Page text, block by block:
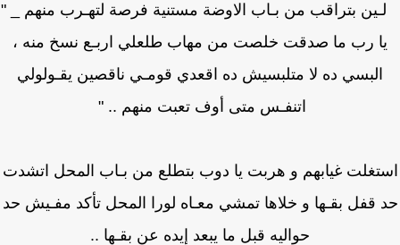
بتراقب من بـاب الاوضة مستنية فرصة لتهـرب منهم _ "
رب ما صدقت خلصت من مهاب طلعلي اربـع نسخ منه ،
البسي ده لا متلبسيش ده اقعدي قومـي ناقصين يقـولولي
اتنفـس متى أوف تعبت منهم .. "
غيابهم و هربت يا دوب بتطلع من بـاب المحل اتشدت
قفل بقـها و خلاها تمشي معـاه لورا المحل تأكد مفـيش حد
حواليه قبل ما يبعد إيده عن بقـها ..